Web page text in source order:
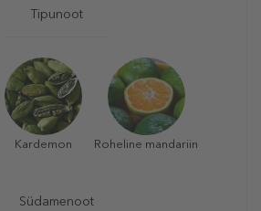
Tipunoot
Kardemon Roheline mandariin
Südamenoot